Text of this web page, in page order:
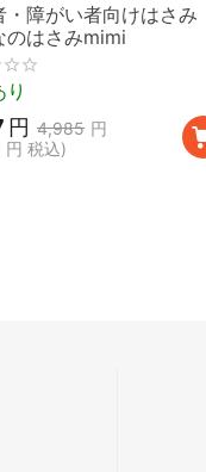
・障がい者向けはさみ
のはさみmimi
4,985 円
円
円 税込)